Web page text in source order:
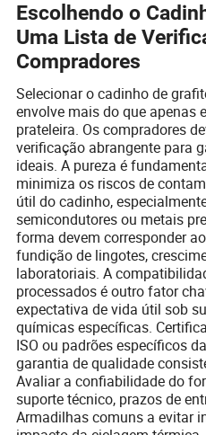
Escolhendo o
Uma Lista de
Compradores
Selecionar o cadinho de
envolve mais do que apenas
prateleira. Os compradores
verificação abrangente para
ideais. A pureza é
minimiza os riscos de
útil do cadinho,
semicondutores ou metais
forma devem corresponder
fundição de lingotes,
laboratoriais. A
processados é outro fator
expectativa de vida útil sob
químicas específicas.
ISO ou padrões específicos
garantia de qualidade
Avaliar a confiabilidade do
suporte técnico, prazos de
Armadilhas comuns a evitar